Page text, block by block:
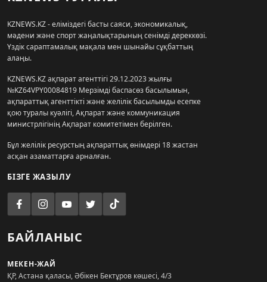
KZNEWS.KZ - еліміздегі басты саяси, экономикалық,
мәдени және спорт жаңалықтарының сенімді дереккөзі.
Үздік сараптамалық мақала мен шынайы сұқбаттың
алаңы.
KZNEWS.KZ ақпарат агенттігі 29.12.2023 жылғы
№KZ64VPY00084819 Мерзімді баспасөз басылымын,
ақпараттық агенттікті және желілік басылымды есепке
қою туралы куәлігі, Ақпарат және коммуникация
министрлігінің Ақпарат комитетімен берілген.
Бұл желілік ресурстың ақпараттық өнімдері 18 жастан
асқан азаматтарға арналған.
БІЗГЕ ЖАЗЫЛУ
БАЙЛАНЫС
МЕКЕН-ЖАЙ
ҚР, Астана қаласы, Әбікен Бектұров көшесі, 4/3